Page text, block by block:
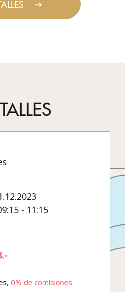
- 11:15
0% de comisiones